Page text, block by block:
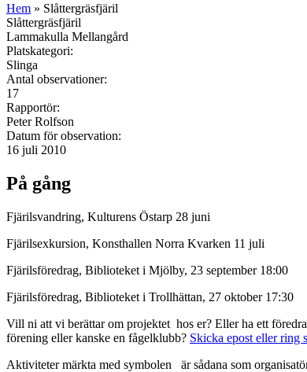
Hem » Slåttergräsfjäril
Slåttergräsfjäril
Lammakulla Mellangård
Platskategori:
Slinga
Antal observationer:
17
Rapportör:
Peter Rolfson
Datum för observation:
16 juli 2010
På gång
Fjärilsvandring, Kulturens Östarp 28 juni
Fjärilsexkursion, Konsthallen Norra Kvarken 11 juli
Fjärilsföredrag, Biblioteket i Mjölby, 23 september 18:00
Fjärilsföredrag, Biblioteket i Trollhättan, 27 oktober 17:30
Vill ni att vi berättar om projektet hos er? Eller ha ett
förening eller kanske en fågelklubb? Skicka epost eller ring
Aktiviteter märkta med symbolen
är sådana som